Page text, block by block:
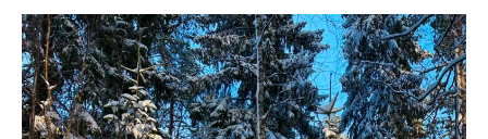
MAMMAS
LINGONDRICKA